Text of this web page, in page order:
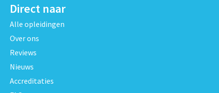
Direct naar
Alle opleidingen
Over ons
Reviews
Nieuws
Accreditaties